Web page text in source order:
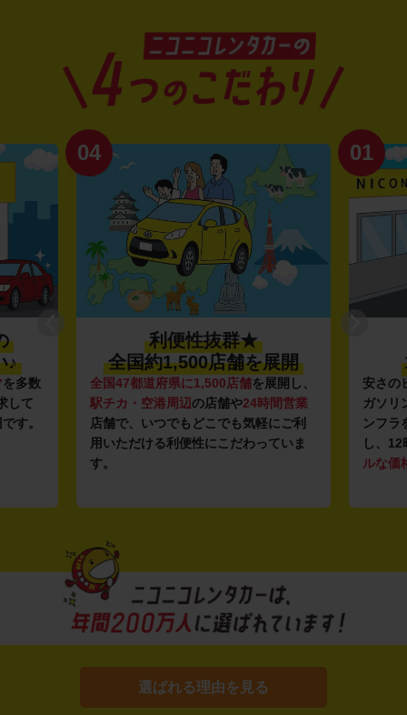
♪
を多数
して
す。
04
利便性抜群★
全国約1,500店舗を展開
全国47都道府県に1,500店舗を展開し、
駅チカ・空港周辺 の店舗や24時間営業
店舗で、いつでもどこでも気軽にご利
用いただける利便性にこだわっていま
す。
01
安さの
ガソリ
ンフラ
し、
ルな価
選ばれる理由を見る